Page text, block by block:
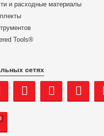
и расходные материалы
Tools®
сетях